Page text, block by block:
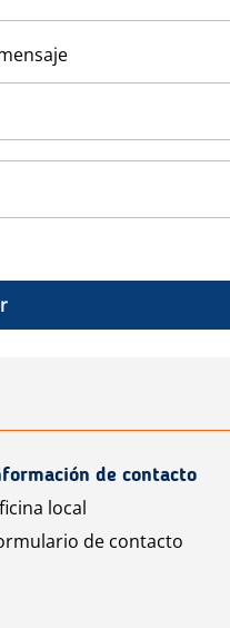
de contacto
local
de contacto